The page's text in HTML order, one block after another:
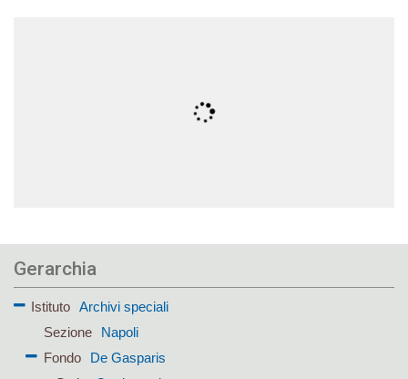
Gerarchia
Istituto
Archivi speciali
Sezione
Napoli
Fondo
De Gasparis